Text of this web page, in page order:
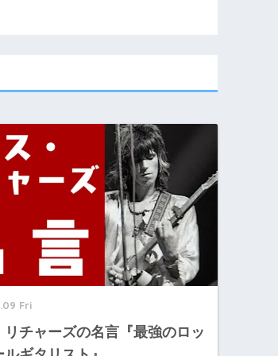
Fri
リチャーズの名言『最強のロッ